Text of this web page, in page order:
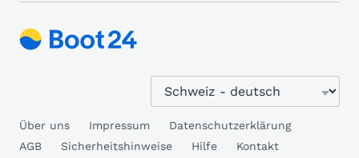
Über uns Impressum
Datenschutzerklärung
AGB
Sicherheitshinweise Hilfe Kontakt